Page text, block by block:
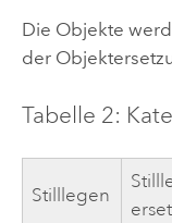
Die Objekte
der
Tabelle 2:
Stilllegen